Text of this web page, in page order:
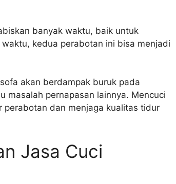
banyak waktu, baik untuk
kedua perabotan ini bisa menjadi
akan berdampak buruk pada
masalah pernapasan lainnya. Mencuci
perabotan dan menjaga kualitas tidur
Jasa Cuci